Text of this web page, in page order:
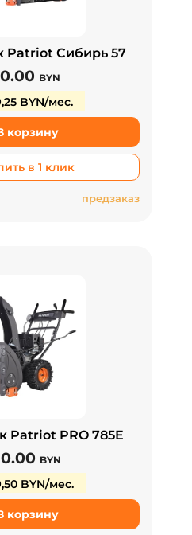
Patriot Сибирь 57
BYN
BYN/мес.
корзину
в 1 клик
предзаказ
Patriot PRO 785E
BYN
BYN/мес.
корзину